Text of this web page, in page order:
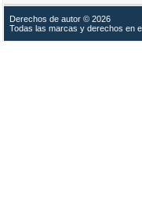
Derechos de autor © 2026
Todas las marcas y derechos en